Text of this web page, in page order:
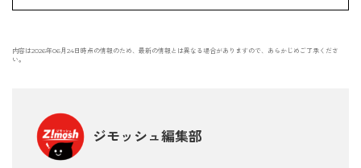
内容は2026年06月24日時点の情報のため、最新の情報とは異なる場合がありますので、あらかじめご了承くださ
い。
ジモッシュ編集部